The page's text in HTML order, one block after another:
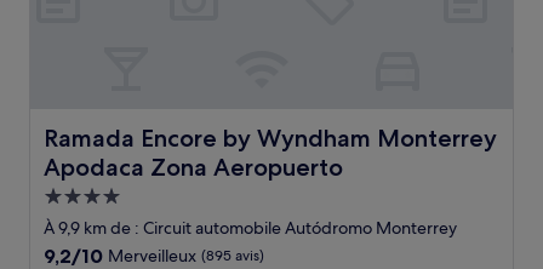
Ramada Encore by Wyndham Monterrey
Apodaca Zona Aeropuerto
Ramada Encore by Wyndham Monterrey Apodaca
Hébergement
4.0 étoiles
À 9,9 km de : Circuit automobile Autódromo Monterrey
9.2
9,2/10 Merveilleux (895 avis)